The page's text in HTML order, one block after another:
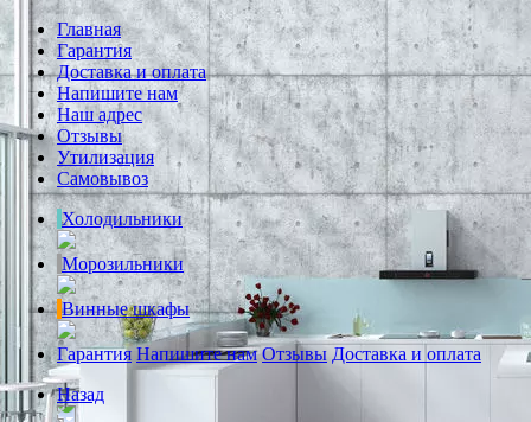
Главная
Гарантия
Доставка и оплата
Напишите нам
Наш адрес
Отзывы
Утилизация
Самовывоз
Холодильники
Морозильники
Винные шкафы
Гарантия Напишите нам Отзывы Доставка и оплата
Назад